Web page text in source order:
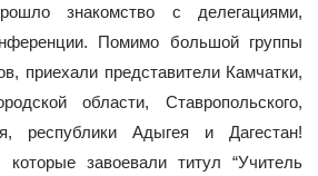
знакомство с делегациями,
Помимо большой группы
приехали представители Камчатки,
области, Ставропольского,
республики Адыгея и Дагестан!
которые завоевали титул “Учитель